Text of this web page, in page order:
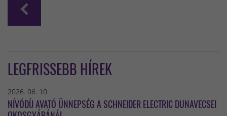
LEGFRISSEBB HÍREK
2026. 06. 10
NÍVÓDÍJ AVATÓ ÜNNEPSÉG A SCHNEIDER ELECTRIC DUNAVECSEI